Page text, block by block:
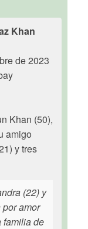
Khan
de 2023
Khan (50),
amigo
y tres
(22) y
amor
familia de